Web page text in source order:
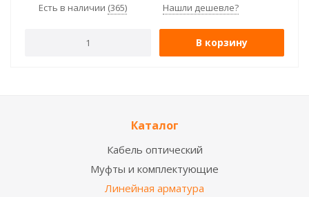
Есть в наличии (365) Нашли дешевле?
В корзину
Каталог
Кабель оптический
Муфты и комплектующие
Линейная арматура